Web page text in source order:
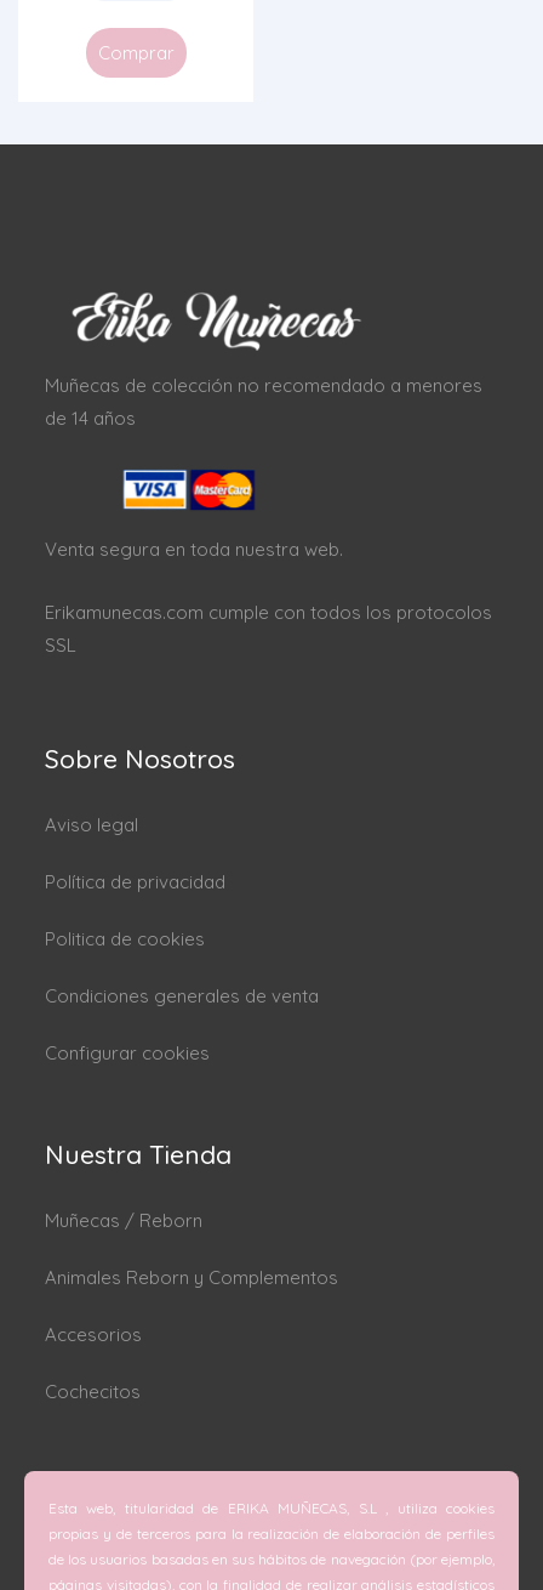
Comprar
Muñecas de colección no recomendado a menores
de 14 años
Venta segura en toda nuestra web.
Erikamunecas.com cumple con todos los protocolos
SSL
Sobre Nosotros
Aviso legal
Política de privacidad
Politica de cookies
Condiciones generales de venta
Configurar cookies
Nuestra Tienda
Muñecas / Reborn
Animales Reborn y Complementos
Accesorios
Cochecitos
C/ San Vicente Mártir nº 74 (Valencia).
C/ Doctor Melis nº 6 (Grao de Gandía).
Esta web, titularidad de ERIKA MUÑECAS, S.L , utiliza cookies
propias y de terceros para la realización de elaboración de perfiles
de los usuarios basadas en sus hábitos de navegación (por ejemplo,
páginas visitadas), con la finalidad de realizar análisis estadísticos